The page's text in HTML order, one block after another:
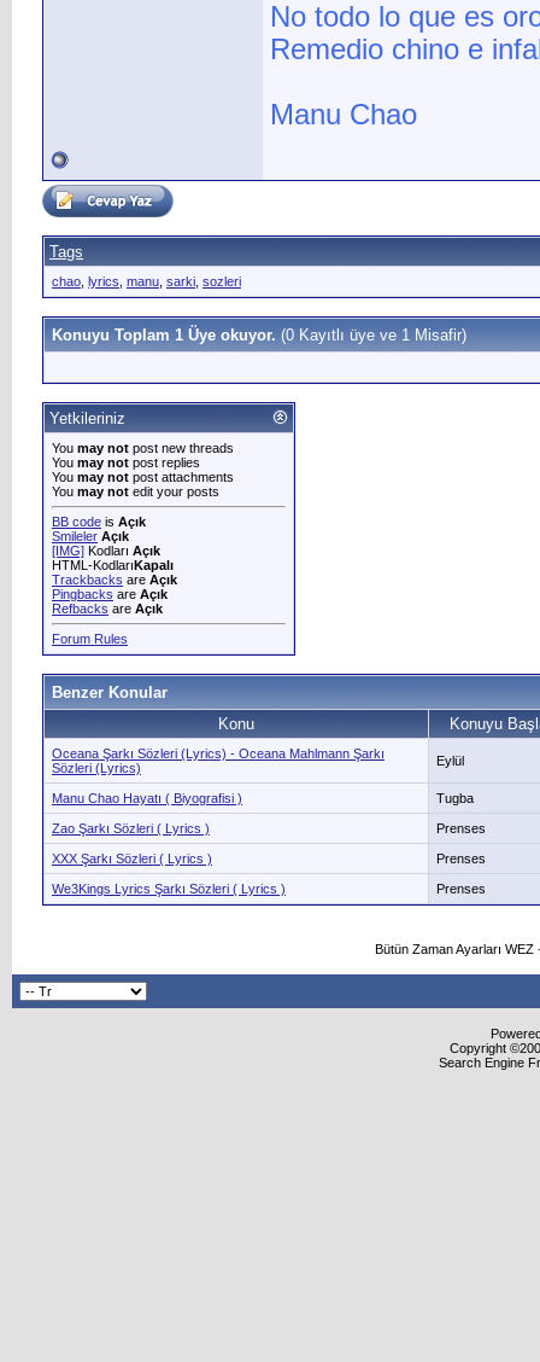
No todo lo que es
Remedio chino e
Manu Chao
Tags
chao lyrics manu sarki sozleri
Konuyu Toplam 1 Üye okuyor. (0 Kayıtlı üye ve 1 Misafir)
Yetkileriniz
You may not post new threads
You may not post replies
You may not post attachments
You may not edit your posts
BB code is Açık
Smileler Açık
[IMG] Kodları Açık
HTML-KodlarıKapalı
Trackbacks are Açık
Pingbacks are Açık
Refbacks are Açık
Forum Rules
Benzer Konular
Konu
Konuyu
Oceana Şarkı Sözleri (Lyrics) - Oceana Mahlmann Şarkı
Sözleri (Lyrics)
Eylül
Manu Chao Hayatı ( Biyografisi ) Tugba
Zao Şarkı Sözleri ( Lyrics ) Prenses
XXX Şarkı Sözleri ( Lyrics ) Prenses
We3Kings Lyrics Şarkı Sözleri ( Lyrics ) Prenses
Bütün Zaman Ayarları
Copyright
Search Engine